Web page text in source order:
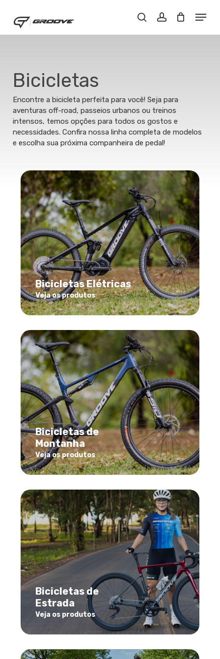
main
content
Buscar..account
Menu
Bicicletas
Encontre a bicicleta perfeita para você! Seja para
aventuras off-road, passeios urbanos ou treinos
intensos, temos opções para todos os gostos e
necessidades. Confira nossa linha completa de modelos
e escolha sua próxima companheira de pedal!
Bicicletas Elétricas
Veja os produtos
Bicicletas de
Montanha
Veja os produtos
Bicicletas de
Estrada
Veja os produtos
Close